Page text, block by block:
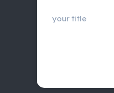
your title